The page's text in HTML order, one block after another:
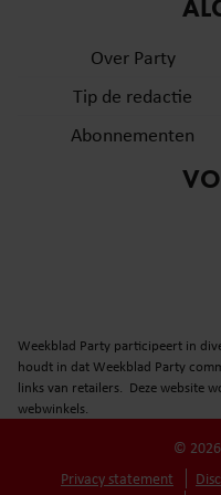
partners kunnen deze
verzameld op basis van
gaat akkoord met onze
Over Party
Tip de redactie
Abonnementen
Weekblad Party participeert in
houdt in dat Weekblad Party
links van retailers. Deze website
webwinkels.
©
Privacy statement